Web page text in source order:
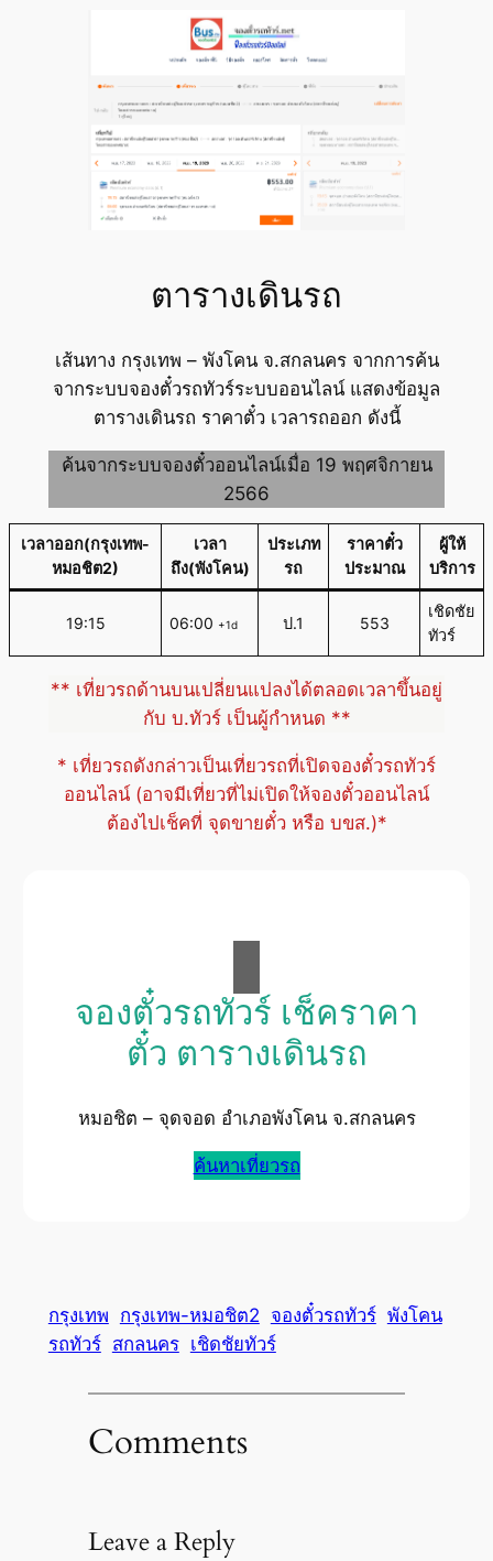
ตารางเดินรถ
เส้นทาง กรุงเทพ – พังโคน จ.สกลนคร จากการค้น
จากระบบจองตั๋วรถทัวร์ระบบออนไลน์ แสดงข้อมูล
ตารางเดินรถ ราคาตั๋ว เวลารถออก ดังนี้
ค้นจากระบบจองตั๋วออนไลน์เมื่อ 19 พฤศจิกายน
2566
เวลาออก(กรุงเทพ-
หมอชิต2)
เวลา
ถึง(พังโคน)
ประเภท
รถ
ราคาตั๋ว
ประมาณ
ผู้ให้
บริการ
19:15 06:00 +1d ป.1 553
เชิดชัย
ทัวร์
** เที่ยวรถด้านบนเปลี่ยนแปลงได้ตลอดเวลาขึ้นอยู่
กับ บ.ทัวร์ เป็นผู้กำหนด **
* เที่ยวรถดังกล่าวเป็นเที่ยวรถที่เปิดจองตั๋วรถทัวร์
ออนไลน์ (อาจมีเที่ยวที่ไม่เปิดให้จองตั๋วออนไลน์
ต้องไปเช็คที่ จุดขายตั๋ว หรือ บขส.)*
จองตั๋วรถทัวร์ เช็คราคา
ตั๋ว ตารางเดินรถ
หมอชิต – จุดจอด อำเภอพังโคน จ.สกลนคร
ค้นหาเที่ยวรถ
กรุงเทพ กรุงเทพ-หมอชิต2 จองตั๋วรถทัวร์ พังโคน
รถทัวร์ สกลนคร เชิดชัยทัวร์
Comments
Leave a Reply